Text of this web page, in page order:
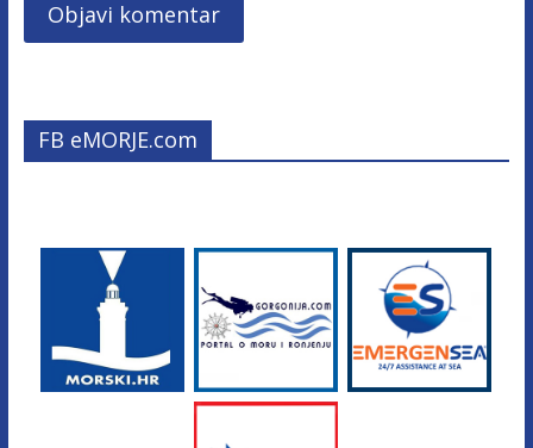
FB eMORJE.com